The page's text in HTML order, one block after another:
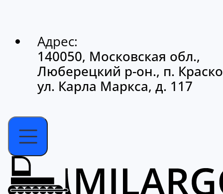
Адрес:
140050, Московская обл.,
Люберецкий р-он., п.
ул. Карла Маркса, д. 117